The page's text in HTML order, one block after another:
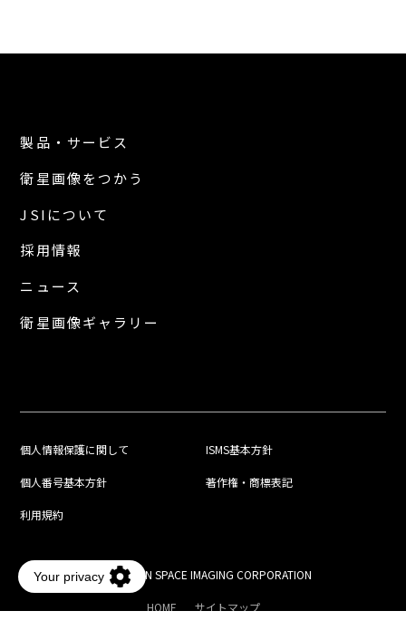
製品・サービス
衛星画像をつかう
JSIについて
採用情報
ニュース
衛星画像ギャラリー
個人情報保護に関して ISMS基本方針
個人番号基本方針 著作権・商標表記
利用規約
© JAPAN SPACE IMAGING CORPORATION
HOME サイトマップ